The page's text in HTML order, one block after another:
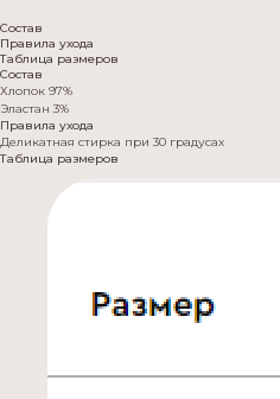
Состав
Правила ухода
Таблица размеров
Состав
Хлопок 97%
Эластан 3%
Правила ухода
Деликатная стирка при 30 градусах
Таблица размеров